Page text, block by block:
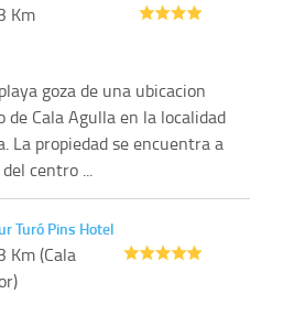
Km
goza de una ubicacion
Cala Agulla en la localidad
La propiedad se encuentra a
centro ...
Turó Pins Hotel
Km (Cala